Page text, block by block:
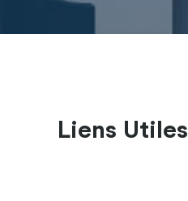
Liens Utiles